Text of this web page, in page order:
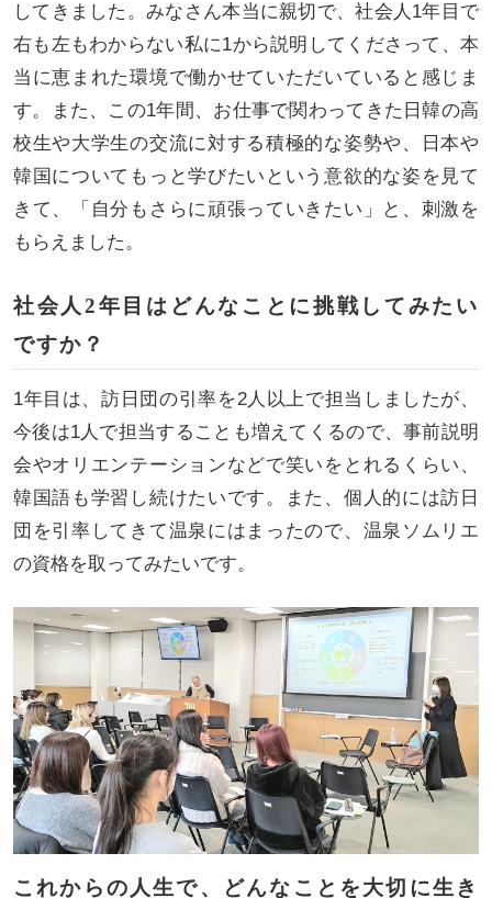
してきました。みなさん本当に親切で、社会人1年目で
右も左もわからない私に1から説明してくださって、本
当に恵まれた環境で働かせていただいていると感じま
す。また、この1年間、お仕事で関わってきた日韓の高
校生や大学生の交流に対する積極的な姿勢や、日本や
韓国についてもっと学びたいという意欲的な姿を見て
きて、「自分もさらに頑張っていきたい」と、刺激を
もらえました。
社会人2年目はどんなことに挑戦してみたい
ですか？
1年目は、訪日団の引率を2人以上で担当しましたが、
今後は1人で担当することも増えてくるので、事前説明
会やオリエンテーションなどで笑いをとれるくらい、
韓国語も学習し続けたいです。また、個人的には訪日
団を引率してきて温泉にはまったので、温泉ソムリエ
の資格を取ってみたいです。
これからの人生で、どんなことを大切に生き